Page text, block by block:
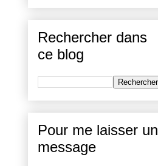
Rechercher dans
ce blog
Pour me laisser un
message